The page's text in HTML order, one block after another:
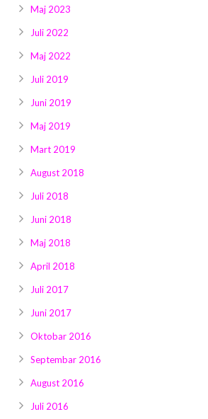
Maj 2023
Juli 2022
Maj 2022
Juli 2019
Juni 2019
Maj 2019
Mart 2019
August 2018
Juli 2018
Juni 2018
Maj 2018
April 2018
Juli 2017
Juni 2017
Oktobar 2016
Septembar 2016
August 2016
Juli 2016